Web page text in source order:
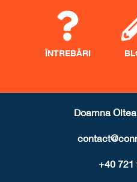
ÎNTREBĂRI
Doamna
+40 721